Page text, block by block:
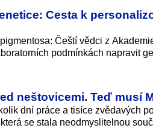
Cesta k
Čeští vědci z
podmínkách napravit
neštovicemi. Teď musí
dní práce a tisíce zvědavých
se stala neodmyslitelnou